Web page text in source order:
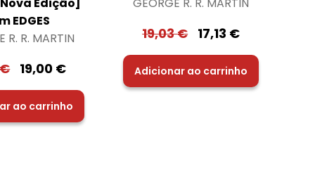
EDGES
R. R. MARTIN
€ 19,00 €
ao carrinho
19,03€ 17,13 €
Adicionar ao carrinho